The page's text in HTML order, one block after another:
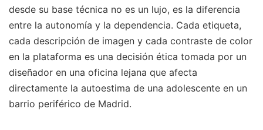
desde su base técnica no es un lujo, es la diferencia
entre la autonomía y la dependencia. Cada etiqueta,
cada descripción de imagen y cada contraste de color
en la plataforma es una decisión ética tomada por un
diseñador en una oficina lejana que afecta
directamente la autoestima de una adolescente en un
barrio periférico de Madrid.